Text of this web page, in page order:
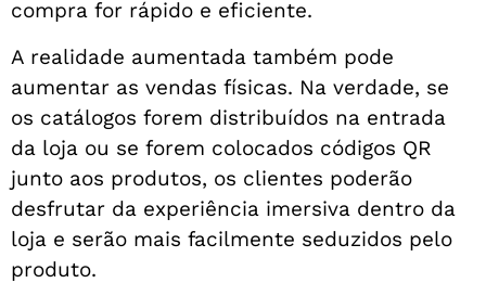
compra for rápido e eficiente.
A realidade aumentada também pode
aumentar as vendas físicas. Na verdade, se
os catálogos forem distribuídos na entrada
da loja ou se forem colocados códigos QR
junto aos produtos, os clientes poderão
desfrutar da experiência imersiva dentro da
loja e serão mais facilmente seduzidos pelo
produto.